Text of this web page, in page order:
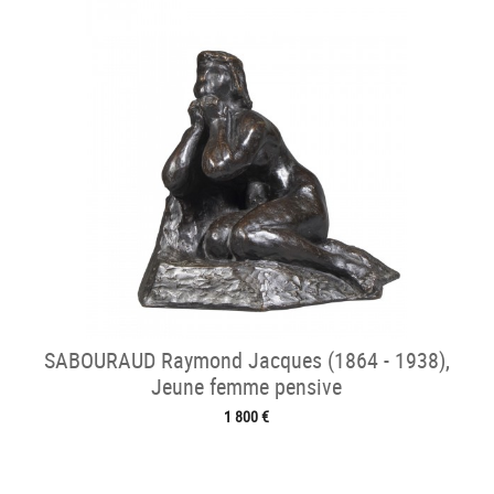
SABOURAUD Raymond Jacques (1864 - 1938),
Jeune femme pensive
1 800 €